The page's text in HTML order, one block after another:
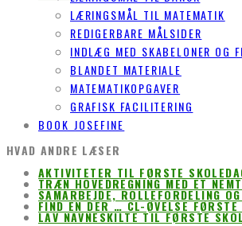
LÆRINGSMÅL TIL MATEMATIK
REDIGERBARE MÅLSIDER
INDLÆG MED SKABELONER OG
BLANDET MATERIALE
MATEMATIKOPGAVER
GRAFISK FACILITERING
BOOK JOSEFINE
HVAD ANDRE LÆSER
AKTIVITETER TIL FØRSTE
TRÆN HOVEDREGNING MED ET
SAMARBEJDE, ROLLEFORDELING
FIND EN DER … CL-ØVELSE FØRSTE
LAV NAVNESKILTE TIL FØRSTE